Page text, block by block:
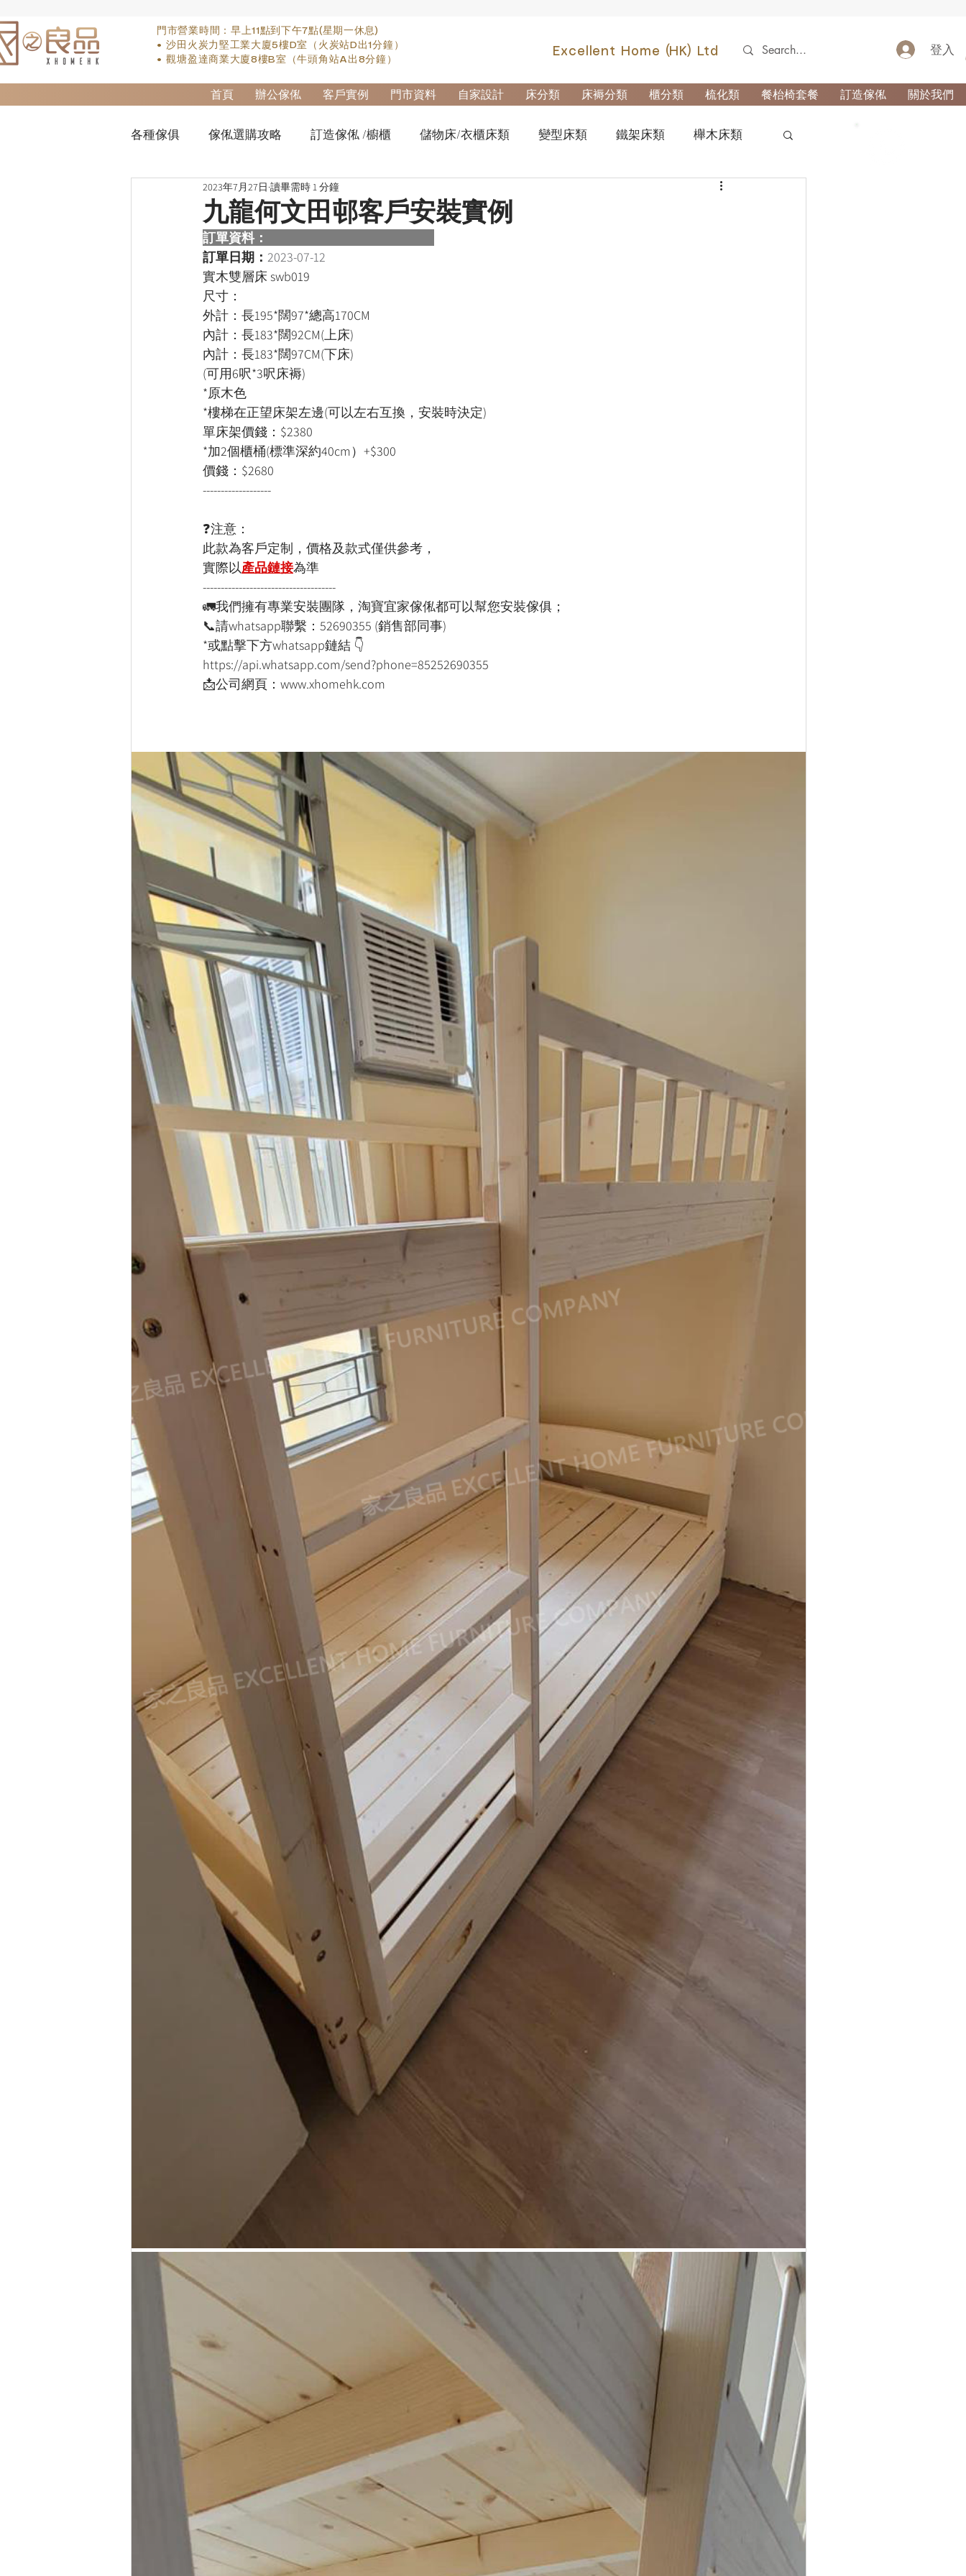
門市營業時間：早上11點到下午7點(星期一休息)
• 沙田火炭力堅工業大廈5樓D室（火炭站D出1分鐘）
• 觀塘盈達商業大廈8樓B室（牛頭角站A出8分鐘）
Excellent Home (HK) Ltd 登入
首頁 辦公傢俬 客戶實例 門市資料 自家設計 床分類 床褥分類 櫃分類 梳化類 餐枱椅套餐 訂造傢俬 關於我們
各種傢俱 傢俬選購攻略 訂造傢俬 /櫥櫃 儲物床/衣櫃床類 變型床類 鐵架床類 櫸木床類
實木床類 櫃-衣櫃 sofa類 櫃-玄關櫃
床褥類 檯類 櫃-鋼製文件櫃
九龍何文田邨客戶安裝實例
2023年7月27日 讀畢需時 1 分鐘
訂單資料：
訂單日期： 2023-07-12
實木雙層床 swb019
尺寸：
外計：長195*闊97*總高170CM
內計：長183*闊92CM(上床)
內計：長183*闊97CM(下床)
(可用6呎*3呎床褥)
*原木色
*樓梯在正望床架左邊(可以左右互換，安裝時決定)
單床架價錢：$2380
*加2個櫃桶(標準深約40cm）+$300
價錢：$2680
-------------------
❓注意：
此款為客戶定制，價格及款式僅供參考，
實際以產品鏈接為準
-------------------------------------
🚛我們擁有專業安裝團隊，淘寶宜家傢俬都可以幫您安裝傢俱；
📞請whatsapp聯繫：52690355 (銷售部同事)
*或點擊下方whatsapp鏈結 👇
https://api.whatsapp.com/send?phone=85252690355
📩公司網頁：www.xhomehk.com